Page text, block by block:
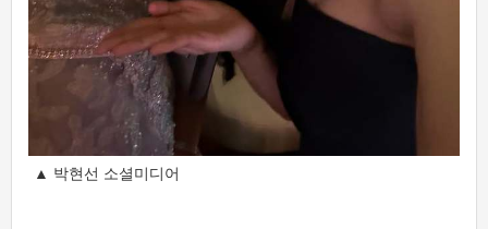
▲ 박현선 소셜미디어